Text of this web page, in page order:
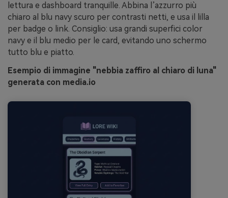
lettura e dashboard tranquille. Abbina l’azzurro più
chiaro al blu navy scuro per contrasti netti, e usa il lilla
per badge o link. Consiglio: usa grandi superfici color
navy e il blu medio per le card, evitando uno schermo
tutto blu e piatto.
Esempio di immagine "nebbia zaffiro al chiaro di luna"
generata con media.io